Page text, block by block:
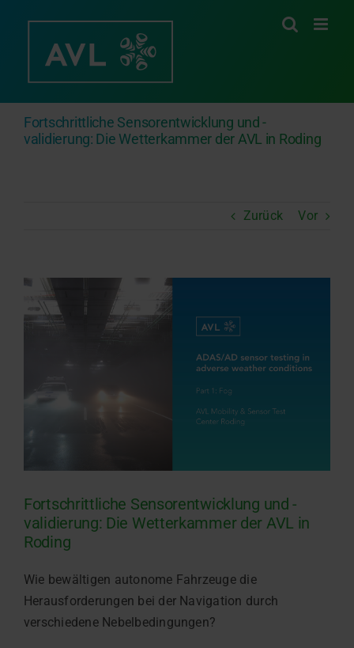
Fortschrittliche Sensorentwicklung und -
validierung: Die Wetterkammer der AVL in Roding
Zurück Vor
Zeige
grösseres
Fortschrittliche Sensorentwicklung und -
validierung: Die Wetterkammer der AVL in
Roding
Wie bewältigen autonome Fahrzeuge die
Herausforderungen bei der Navigation durch
verschiedene Nebelbedingungen?